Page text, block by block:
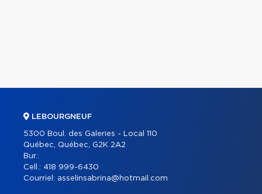
LEBOURGNEUF
5300 Boul. des Galeries - Local 110
Québec, Québec, G2K 2A2
Bur.:
Cell.: 418 999-6430
Courriel: asselinsabrina@hotmail.com